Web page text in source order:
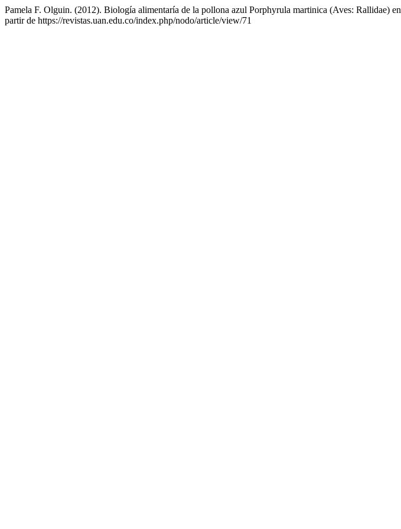
Pamela F. Olguin. (2012). Biología alimentaría de la pollona azul Porphyrula martinica (Aves: Rallidae)
partir de https://revistas.uan.edu.co/index.php/nodo/article/view/71